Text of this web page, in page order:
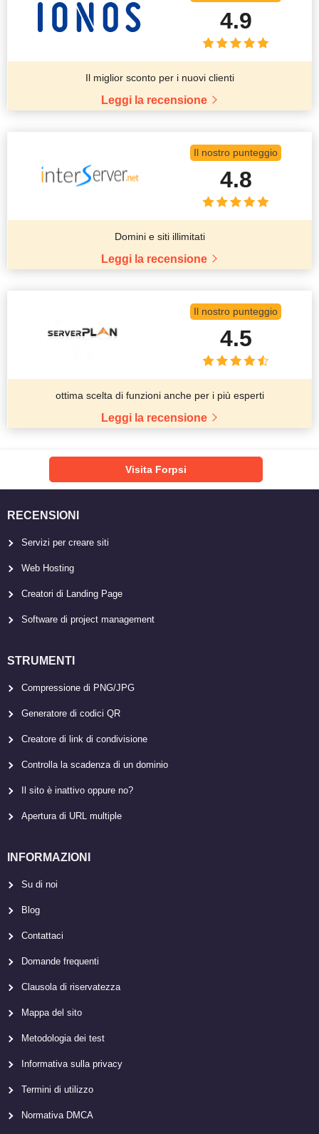
4.9
Il miglior sconto per i nuovi clienti
Leggi la recensione
Il nostro punteggio
4.8
Domini e siti illimitati
Leggi la recensione
Il nostro punteggio
4.5
ottima scelta di funzioni anche per i più esperti
Leggi la recensione
Visita Forpsi
RECENSIONI
Servizi per creare siti
Web Hosting
Creatori di Landing Page
Software di project management
STRUMENTI
Compressione di PNG/JPG
Generatore di codici QR
Creatore di link di condivisione
Controlla la scadenza di un dominio
Il sito è inattivo oppure no?
Apertura di URL multiple
INFORMAZIONI
Su di noi
Blog
Contattaci
Domande frequenti
Clausola di riservatezza
Mappa del sito
Metodologia dei test
Informativa sulla privacy
Termini di utilizzo
Normativa DMCA